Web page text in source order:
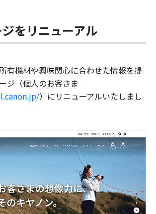
をリニューアル
有機材や興味関心に合わせた情報を提
ジ（個人のお客さま
）にリニューアルいたしまし